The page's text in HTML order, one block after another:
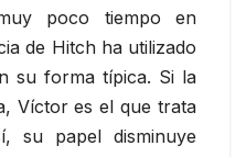
poco tiempo en
de Hitch ha utilizado
su forma típica. Si la
Víctor es el que trata
su papel disminuye